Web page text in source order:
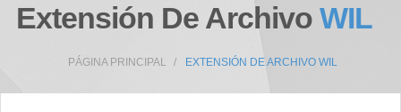
Extensión De Archivo WIL
PÁGINA PRINCIPAL EXTENSIÓN DE ARCHIVO WIL